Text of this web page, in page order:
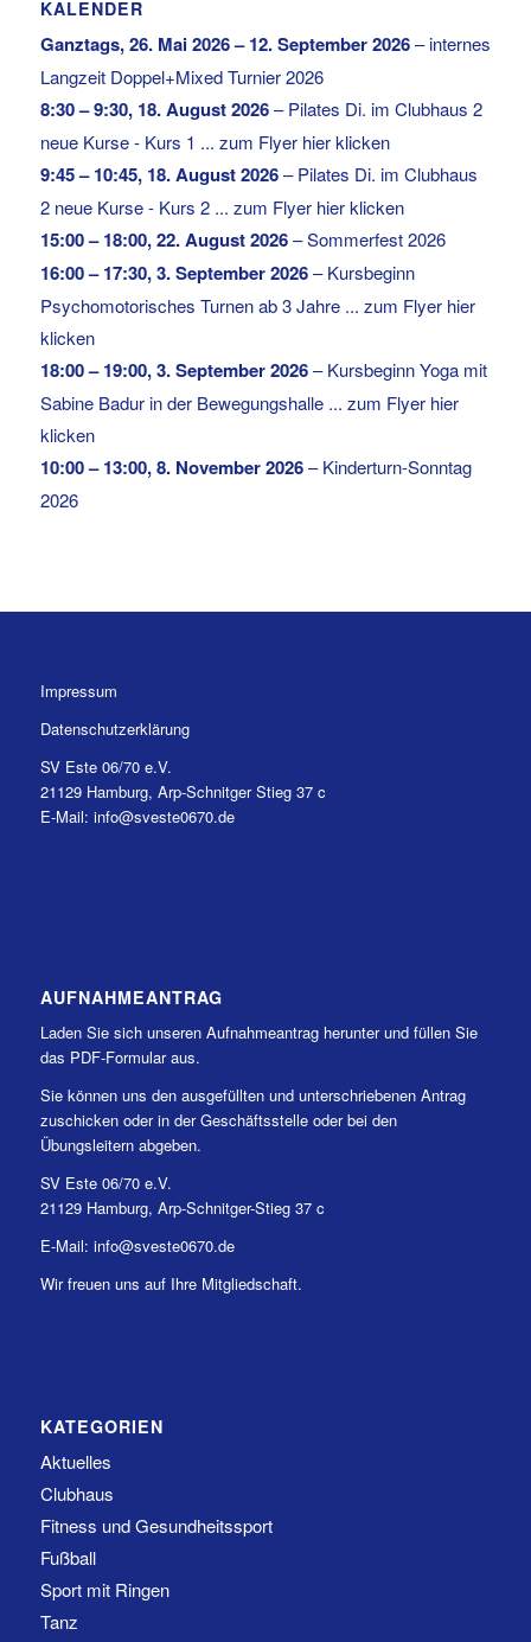
KALENDER
Ganztags,26. Mai 2026– 12. September 2026–internes
Langzeit Doppel+Mixed Turnier 2026
8:30– 9:30, 18. August 2026–Pilates Di. im Clubhaus 2
neue Kurse - Kurs 1 ... zum Flyer hier klicken
9:45– 10:45, 18. August 2026–Pilates Di. im Clubhaus
2 neue Kurse - Kurs 2 ... zum Flyer hier klicken
15:00– 18:00,22. August 2026–Sommerfest 2026
16:00– 17:30,3. September 2026–Kursbeginn
Psychomotorisches Turnen ab 3 Jahre ... zum Flyer hier
klicken
18:00– 19:00,3. September 2026–Kursbeginn Yoga mit
Sabine Badur in der Bewegungshalle ... zum Flyer hier
klicken
10:00– 13:00,8. November 2026–Kinderturn-Sonntag
2026
Impressum
Datenschutzerklärung
SV Este 06/70 e.V.
21129 Hamburg, Arp-Schnitger Stieg 37 c
E-Mail: info@sveste0670.de
AUFNAHMEANTRAG
Laden Sie sich unseren Aufnahmeantrag herunter und füllen Sie
das PDF-Formular aus.
Sie können uns den ausgefüllten und unterschriebenen Antrag
zuschicken oder in der Geschäftsstelle oder bei den
Übungsleitern abgeben.
SV Este 06/70 e.V.
21129 Hamburg, Arp-Schnitger-Stieg 37 c
E-Mail: info@sveste0670.de
Wir freuen uns auf Ihre Mitgliedschaft.
KATEGORIEN
Aktuelles
Clubhaus
Fitness und Gesundheitssport
Fußball
Sport mit Ringen
Tanz